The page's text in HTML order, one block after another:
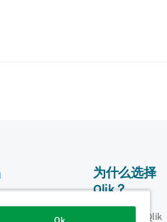
为什么选择
Qlik？
为什么选择 Qlik